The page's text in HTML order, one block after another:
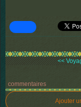
<<
commentaires
Ajouter